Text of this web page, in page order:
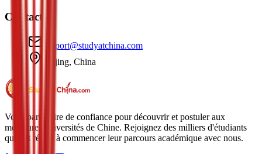
Contact
support@studyatchina.com
Beijing, China
Votre partenaire de confiance pour découvrir et postuler aux
meilleures universités de Chine. Rejoignez des milliers d'étudiants
qui ont réussi à commencer leur parcours académique avec nous.